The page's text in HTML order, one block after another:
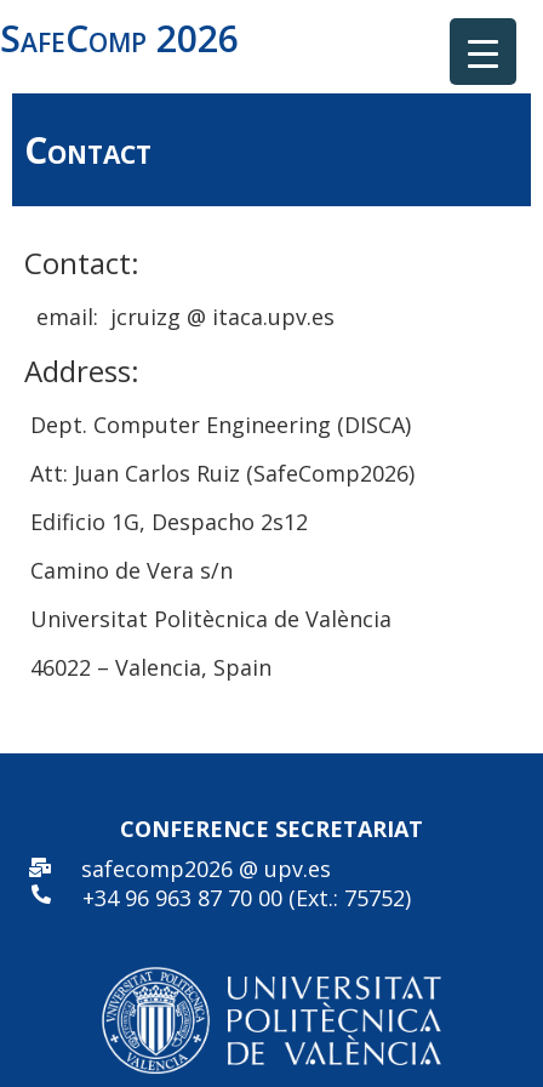
SafeComp 2026
Contact
Contact:
email: jcruizg @ itaca.upv.es
Address:
Dept. Computer Engineering (DISCA)
Att: Juan Carlos Ruiz (SafeComp2026)
Edificio 1G, Despacho 2s12
Camino de Vera s/n
Universitat Politècnica de València
46022 – Valencia, Spain
CONFERENCE SECRETARIAT
safecomp2026 @ upv.es
+34 96 963 87 70 00 (Ext.: 75752)